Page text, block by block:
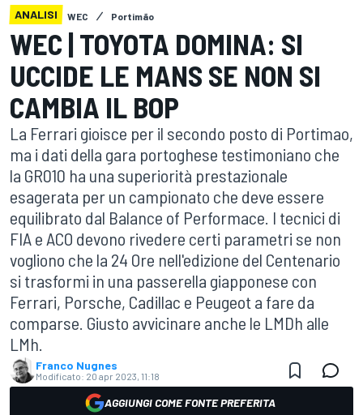
ANALISI WEC Portimão
WEC | TOYOTA DOMINA: SI
UCCIDE LE MANS SE NON SI
CAMBIA IL BOP
La Ferrari gioisce per il secondo posto di Portimao,
ma i dati della gara portoghese testimoniano che
la GR010 ha una superiorità prestazionale
esagerata per un campionato che deve essere
equilibrato dal Balance of Performace. I tecnici di
FIA e ACO devono rivedere certi parametri se non
vogliono che la 24 Ore nell'edizione del Centenario
si trasformi in una passerella giapponese con
Ferrari, Porsche, Cadillac e Peugeot a fare da
comparse. Giusto avvicinare anche le LMDh alle
LMh.
Franco Nugnes
Modificato: 20 apr 2023, 11:18
AGGIUNGI COME FONTE PREFERITA